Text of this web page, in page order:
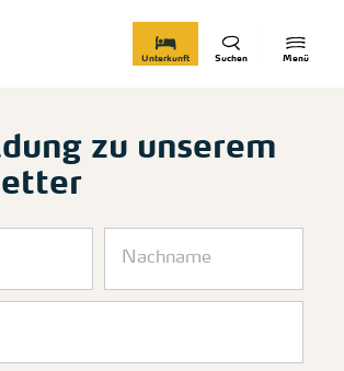
Menü
Suchen
Unterkunft
zu unserem